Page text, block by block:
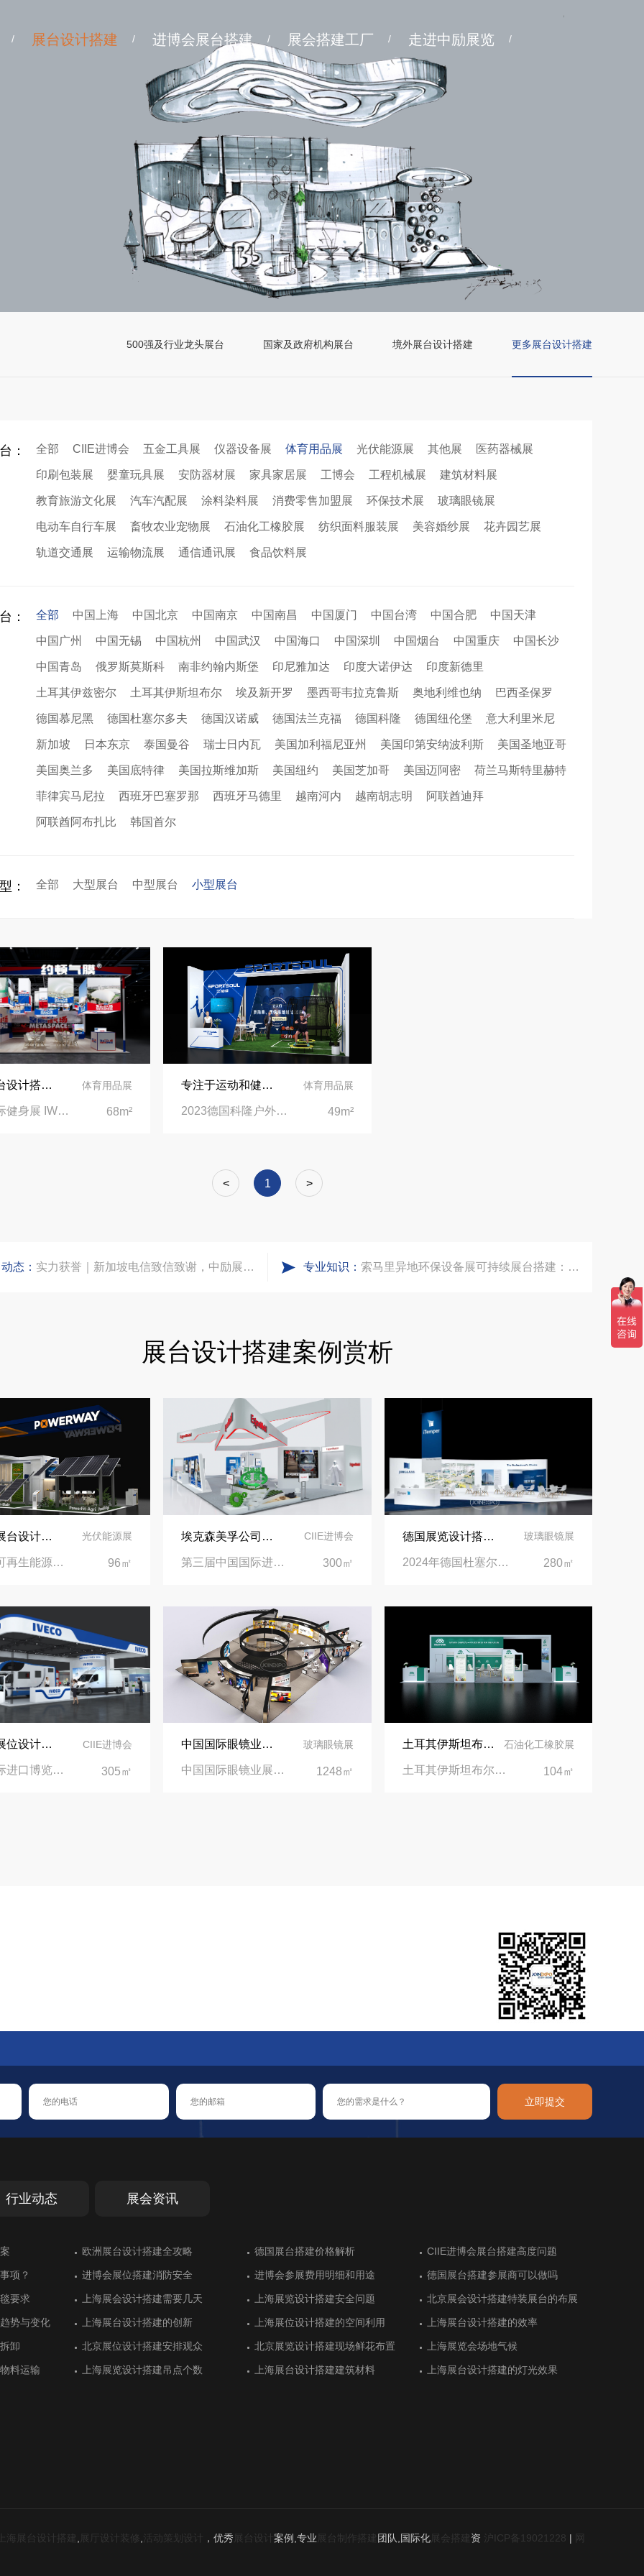
/ 展台设计搭建 / 进博会展台搭建 / 展会搭建工厂 / 走进中励展览 /
500强及行业龙头展台 国家及政府机构展台 境外展台设计搭建 更多展台设计搭建
： 全部 CIIE进博会 五金工具展 仪器设备展 体育用品展 光伏能源展 其他展 医药器械展
印刷包装展 婴童玩具展 安防器材展 家具家居展 工博会 工程机械展 建筑材料展
教育旅游文化展 汽车汽配展 涂料染料展 消费零售加盟展 环保技术展 玻璃眼镜展
电动车自行车展 畜牧农业宠物展 石油化工橡胶展 纺织面料服装展 美容婚纱展 花卉园艺展
轨道交通展 运输物流展 通信通讯展 食品饮料展
： 全部 中国上海 中国北京 中国南京 中国南昌 中国厦门 中国台湾 中国合肥 中国天津
中国广州 中国无锡 中国杭州 中国武汉 中国海口 中国深圳 中国烟台 中国重庆 中国长沙
中国青岛 俄罗斯莫斯科 南非约翰内斯堡 印尼雅加达 印度大诺伊达 印度新德里
土耳其伊兹密尔 土耳其伊斯坦布尔 埃及新开罗 墨西哥韦拉克鲁斯 奥地利维也纳 巴西圣保罗
德国慕尼黑 德国杜塞尔多夫 德国汉诺威 德国法兰克福 德国科隆 德国纽伦堡 意大利里米尼
新加坡 日本东京 泰国曼谷 瑞士日内瓦 美国加利福尼亚州 美国印第安纳波利斯 美国圣地亚哥
美国奥兰多 美国底特律 美国拉斯维加斯 美国纽约 美国芝加哥 美国迈阿密 荷兰马斯特里赫特
菲律宾马尼拉 西班牙巴塞罗那 西班牙马德里 越南河内 越南胡志明 阿联酋迪拜
阿联酋阿布扎比 韩国首尔
： 全部 大型展台 中型展台 小型展台
上海展台设计搭建 | 约顿气膜惊艳上海国际健身展 体育用品展
上海国际健身展 IWF|上海新国际博览中心 68m²
专注于运动和健身器材，上市公司三柏硕展台设计传递健康生活 体育用品展
2023德国科隆户外用品和园艺展spoga+gafa|德国科隆国际会展中心 49m²
< 1 >
态：
再获殊荣！中励展览荣获世界制药原料中国展可持续金奖
看得见的品质：人民网对中励展览的采访报道
进博会倒计时5天！中励展览奋斗在进博会开幕式之前！
粽情端午，展梦申城
五一劳动节｜致敬每一份耕耘，共赴会展新征程
实力加冕｜中励展览入选第四届链博会推荐搭建施工服务商名录
再获殊荣！中励展览荣获世界制药原料中国展可持续金奖
看得见的品质：人民网对中励展览的采访报道
专业知识： 乌兹别克斯坦展会搭建服务厂家怎么选？避开行业乱象，实地工厂服务商才是参展标配
拓展新市场：不得不学的境外展览会参展指南
展台设计搭建案例赏析
意大利展台设计搭建-保威新能源在意大利里米尼会展中心推出最新产品-中励展览设计策划公司 光伏能源展
意大利可再生能源展览会|意大利里米尼会展中心 96㎡
埃克森美孚公司在第三届进博会上展示非凡的展台搭建设计 CIIE进博会
第三届中国国际进口博览会|国家会展中心 300㎡
德国展览设计搭建 | 见证精工登场玻璃工业展览会 Glasstec 2024 玻璃眼镜展
2024年德国杜塞尔多夫玻璃工业展览会Glasstec|德国杜塞尔多夫会展中心 280㎡
依维柯展位设计在第二届进博会上吸引万千瞩目 CIIE进博会
中国国际进口博览会CIIE|上海国家会展中心 305㎡
中国国际眼镜业展览会（SIOF）‌展台设计搭建-眼镜业巨头依视路陆逊梯卡 玻璃眼镜展
中国国际眼镜业展览会|上海新国际博览中心‌ 1248㎡
土耳其伊斯坦布尔展台设计丨美思德创新产品，打造聚氨酯行业标杆 石油化工橡胶展
土耳其伊斯坦布尔聚氨酯展Putech Eurasia|土耳其国际会展中心 104㎡
立即提交
行业动态 展会资讯
诺威交通运输 德国斯图加特工业工程领展台搭建
土耳其伊斯坦布尔展台设计让展会成
德国科隆美容美发健康展览前的展台
荐
间美学
位设计
计
意大利米兰展台设计有特色的汽车行
法国里昂国际食品展览会展览设计
土耳其安卡拉酒店设备展展台设计需
建
建
欧洲展台设计搭建全攻略 德国展台搭建价格解析 CIIE进博会展台搭建高度问题
项？ 进博会展位搭建消防安全 进博会参展费用明细和用途 德国展台搭建参展商可以做吗
要求 上海展会设计搭建需要几天 上海展览设计搭建安全问题 北京展会设计搭建特装展台的布展
势与变化 上海展台设计搭建的创新 上海展位设计搭建的空间利用 上海展台设计搭建的效率
卸 北京展位设计搭建安排观众 北京展览设计搭建现场鲜花布置 上海展览会场地气候
料运输 上海展览设计搭建吊点个数 上海展台设计搭建建筑材料 上海展台设计搭建的灯光效果
放异彩 乌兹别克斯坦展台设计别具一格 绿色展台设计让新加坡参展热情高涨 阿根廷高水平的展位设计搭建
果 墨西哥展位搭建设计获得好评 阿根廷展位搭建体现绿色农业特色 猪肉联盟展位搭建顺利完工
充分 华普光电工业风展位设计 宏瑞达用展台设计衬托最新产品 E-star能源的展位设计气场十足
计 迪洛家具展台设计同样具有奢华感 致为化工展位搭建有序完工 恒光大简洁展台设计留住客户
新靓丽 珐玛珈集团注重展位设计效果 大海光伏重视展台搭建设计效果 上市公司三柏硕展台设计传递健康
有特色 厦门润金垣展台设计吸引观众驻足 广州汇桐集团旗下公司展台设计
错过的展会
德国斯图加特橡胶展展台搭建中对防
德国埃森家居用品和装饰品展展台搭
德国汉诺威木材加工机械展展台搭建
建
业展台设计搭 意大利里米尼值得参加的展会盘点 土耳其伊斯坦布尔老牌展位设计
土耳其安卡拉值得体验的展台设计搭
设计
诺威交通运输 德国斯图加特工业工程领展台搭建
土耳其伊斯坦布尔展台设计让展会成
德国科隆美容美发健康展览前的展台
荐
间美学
位设计
计
意大利米兰展台设计有特色的汽车行
法国里昂国际食品展览会展览设计
土耳其安卡拉酒店设备展展台设计需
建
建
欧洲展台设计搭建全攻略 德国展台搭建价格解析 CIIE进博会展台搭建高度问题
项？ 进博会展位搭建消防安全 进博会参展费用明细和用途 德国展台搭建参展商可以做吗
要求 上海展会设计搭建需要几天 上海展览设计搭建安全问题 北京展会设计搭建特装展台的布展
势与变化 上海展台设计搭建的创新 上海展位设计搭建的空间利用 上海展台设计搭建的效率
卸 北京展位设计搭建安排观众 北京展览设计搭建现场鲜花布置 上海展览会场地气候
料运输 上海展览设计搭建吊点个数 上海展台设计搭建建筑材料 上海展台设计搭建的灯光效果
海展台设计搭建 展厅设计装修 活动策划设计 ，优秀 展台设计案例,专业 展台制作搭建 团队,国际化 展会搭建 资 沪ICP备19021228 | 网